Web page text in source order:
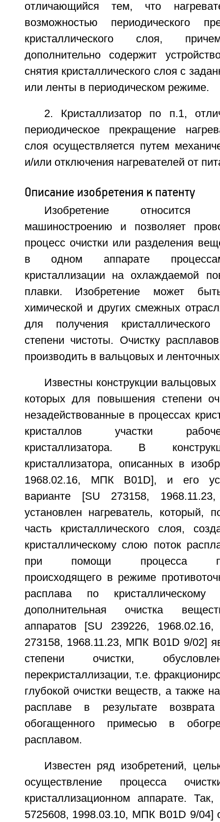
отличающийся тем, что
возможностью периодического
кристаллического слоя,
дополнительно содержит
снятия кристаллического слоя с
или ленты в периодическом режиме.
2. Кристаллизатор по п.1,
периодическое прекращение
слоя осуществляется путем
и/или отключения нагревателей от
Описание изобретения к патенту
Изобретение относится
машиностроению и позволяет
процесс очистки или разделения
в одном аппарате
кристаллизации на охлаждаемой
плавки. Изобретение может
химической и других смежных
для получения
степени чистоты. Очистку
производить в вальцовых и
Известны конструкции вальцовых
которых для повышения степени
незадействованные в процессах
кристаллов участки
кристаллизатора. В
кристаллизатора, описанных в
1968.02.16, МПК B01D], и его
варианте [SU 273158,
установлен нагреватель, который,
часть кристаллического слоя,
кристаллическому слою поток
при помощи процесса
происходящего в режиме
расплава по кристаллическому
дополнительная очистка
аппаратов [SU 239226,
273158, 1968.11.23, МПК B01D 9/02]
степени очистки,
перекристаллизации, т.е.
глубокой очистки веществ, а также
расплаве в результате
обогащенного примесью в
расплавом.
Известен ряд изобретений,
осуществление процесса
кристаллизационном аппарате.
5725608, 1998.03.10, МПК B01D 9/04]